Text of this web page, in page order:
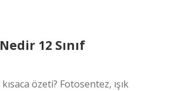
12 Sınıf
özeti? Fotosentez, ışık